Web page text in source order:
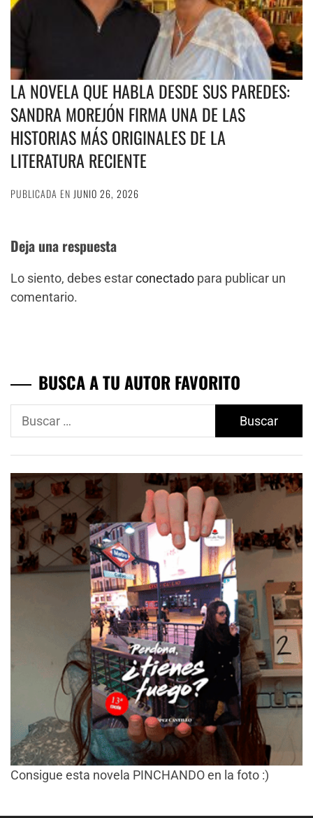
LA NOVELA QUE HABLA DESDE SUS PAREDES:
SANDRA MOREJÓN FIRMA UNA DE LAS
HISTORIAS MÁS ORIGINALES DE LA
LITERATURA RECIENTE
PUBLICADA EN JUNIO 26, 2026
Deja una respuesta
Lo siento, debes estarconectado para publicar un
comentario.
BUSCA A TU AUTOR FAVORITO
Buscar:
Consigue esta novela PINCHANDO en la foto :)